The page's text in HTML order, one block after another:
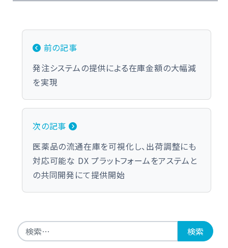
投稿ナビゲーション
前の記事
発注システムの提供による在庫金額の大幅減
を実現
次の記事
医薬品の流通在庫を可視化し、出荷調整にも
対応可能な DX プラットフォームをアステムと
の共同開発にて提供開始
検索: